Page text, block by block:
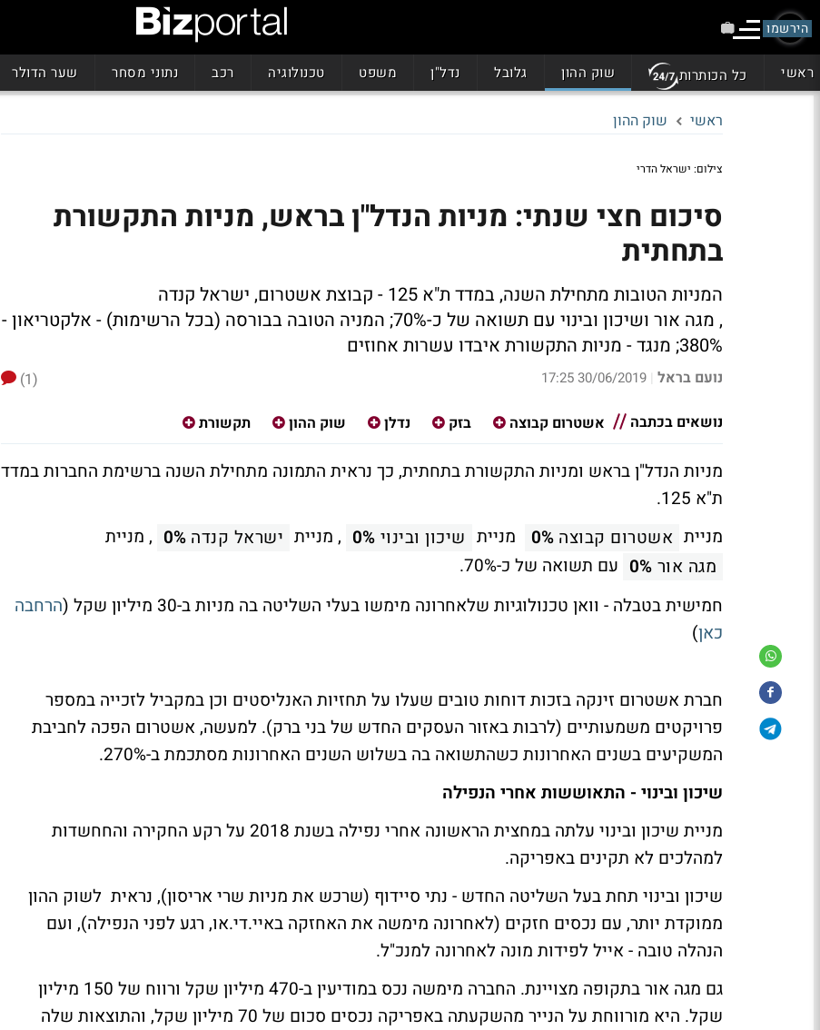
הירשמו
ראשי כל הכותרות שוק ההון גלובל נדל"ן משפט טכנולוגיה רכב נתוני מסחר שער הדולר
ראשי שוק ההון
צילום: ישראל הדרי
סיכום חצי שנתי: מניות הנדל"ן בראש, מניות התקשורת
בתחתית
המניות הטובות מתחילת השנה, במדד ת"א 125 - קבוצת אשטרום, ישראל קנדה
, מגה אור ושיכון ובינוי עם תשואה של כ-70%; המניה הטובה בבורסה (בכל הרשימות) - אלקטריאון -
380%; מנגד - מניות התקשורת איבדו עשרות אחוזים
נועם בראל |
30/06/2019 17:25
(1)
נושאים בכתבה
אשטרום קבוצה בזק נדלן שוק ההון תקשורת
מניות הנדל"ן בראש ומניות התקשורת בתחתית, כך נראית התמונה מתחילת השנה ברשימת החברות במדד
ת"א 125.
מניית אשטרום קבוצה 0% מניית שיכון ובינוי 0% , מניית ישראל קנדה 0% , מניית
מגה אור 0% עם תשואה של כ-70%.
חמישית בטבלה - וואן טכנולוגיות שלאחרונה מימשו בעלי השליטה בה מניות ב-30 מיליון שקל (
הרחבה
כאן)
חברת אשטרום זינקה בזכות דוחות טובים שעלו על תחזיות האנליסטים וכן במקביל לזכייה במספר
פרויקטים משמעותיים (לרבות באזור העסקים החדש של בני ברק). למעשה, אשטרום הפכה לחביבת
המשקיעים בשנים האחרונות כשהתשואה בה בשלוש השנים האחרונות מסתכמת ב-270%.
שיכון ובינוי - התאוששות אחרי הנפילה
מניית שיכון ובינוי עלתה במחצית הראשונה אחרי נפילה בשנת 2018 על רקע החקירה והחחשדות
למהלכים לא תקינים באפריקה.
שיכון ובינוי תחת בעל השליטה החדש - נתי סיידוף (שרכש את מניות שרי אריסון), נראית לשוק ההון
ממוקדת יותר, עם נכסים חזקים (לאחרונה מימשה את האחזקה באיי.די.או, רגע לפני הנפילה), ועם
הנהלה טובה - אייל לפידות מונה לאחרונה למנכ"ל.
גם מגה אור בתקופה מצויינת. החברה מימשה נכס במודיעין ב-470 מיליון שקל ורווח של 150 מיליון
שקל. היא מורווחת על הנייר מהשקעתה באפריקה נכסים סכום של 70 מיליון שקל, והתוצאות שלה